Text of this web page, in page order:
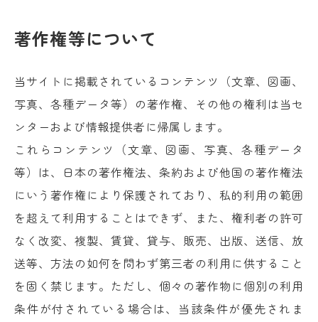
著作権等について
当サイトに掲載されているコンテンツ（文章、図画、
写真、各種データ等）の著作権、その他の権利は当セ
ンターおよび情報提供者に帰属します。
これらコンテンツ（文章、図画、写真、各種データ
等）は、日本の著作権法、条約および他国の著作権法
にいう著作権により保護されており、私的利用の範囲
を超えて利用することはできず、また、権利者の許可
なく改変、複製、賃貸、貸与、販売、出版、送信、放
送等、方法の如何を問わず第三者の利用に供すること
を固く禁じます。ただし、個々の著作物に個別の利用
条件が付されている場合は、当該条件が優先されま